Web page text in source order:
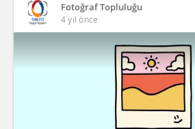
Fotoğraf Topluluğu
4 yıl önce